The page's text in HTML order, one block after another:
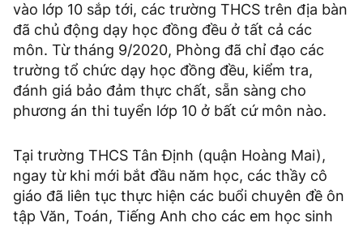
vào lớp 10 sắp tới, các trường THCS trên địa bàn
đã chủ động dạy học đồng đều ở tất cả các
môn. Từ tháng 9/2020, Phòng đã chỉ đạo các
trường tổ chức dạy học đồng đều, kiểm tra,
đánh giá bảo đảm thực chất, sẵn sàng cho
phương án thi tuyển lớp 10 ở bất cứ môn nào.
Tại trường THCS Tân Định (quận Hoàng Mai),
ngay từ khi mới bắt đầu năm học, các thầy cô
giáo đã liên tục thực hiện các buổi chuyên đề ôn
tập Văn, Toán, Tiếng Anh cho các em học sinh